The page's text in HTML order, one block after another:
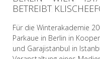
BETREIBT
Für die Winterakademie
Parkaue in Berlin in
und Garajistanbul in